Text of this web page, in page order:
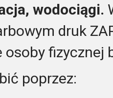
wodociągi.
druk
osoby fizycznej
poprzez: